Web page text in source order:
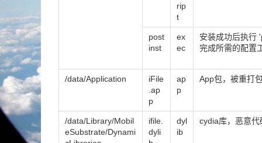
rip
t
post
inst
ex
ec
安装成功后执行
完成所需的配置
/data/Application
iFile
.ap
p
ap
p
App包，被重打
/data/Library/Mobil
eSubstrate/Dynami
ifile.
dyli
dyl
ib
cydia库，恶意代